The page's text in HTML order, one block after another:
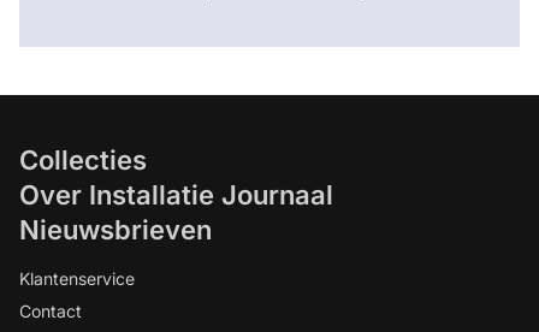
Collecties
Over Installatie Journaal
Nieuwsbrieven
Klantenservice
Contact